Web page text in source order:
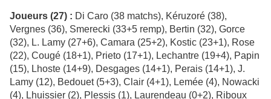
Joueurs (27) : Di Caro (38 matchs), Kéruzoré (38),
Vergnes (36), Smerecki (33+5 remp), Bertin (32), Gorce
(32), L. Lamy (27+6), Camara (25+2), Kostic (23+1), Rose
(22), Cougé (18+1), Prieto (17+1), Lechantre (19+4), Papin
(15), Lhoste (14+9), Desgages (14+1), Perais (14+1), J.
Lamy (12), Bedouet (5+3), Clair (4+1), Lemée (4), Nowacki
(4), Lhuissier (2), Plessis (1), Laurendeau (0+2), Riboux